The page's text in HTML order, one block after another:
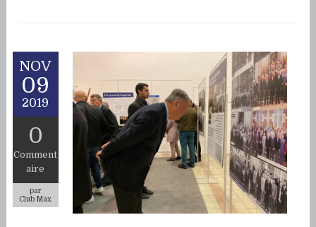
NOV
09
2019
0
Comment
aire
par
Club Max